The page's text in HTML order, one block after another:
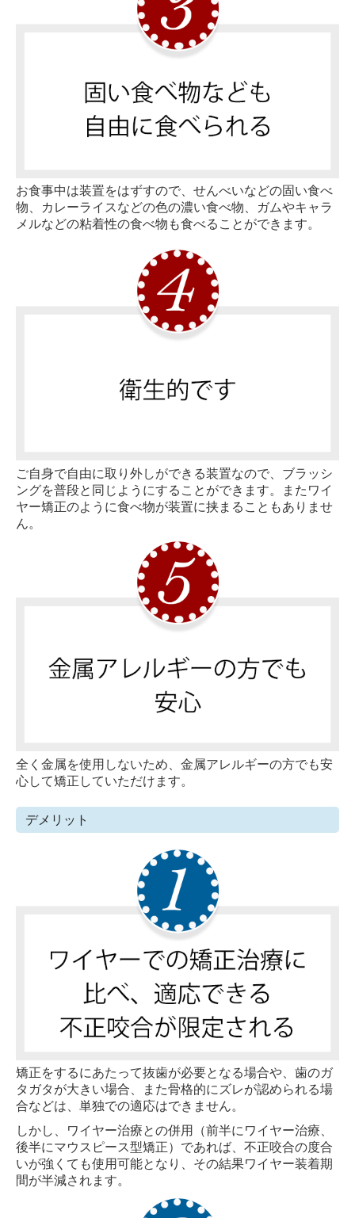
お食事中は装置をはずすので、せんべいなどの固い食べ
物、カレーライスなどの色の濃い食べ物、ガムやキャラ
メルなどの粘着性の食べ物も食べることができます。
ご自身で自由に取り外しができる装置なので、ブラッシ
ングを普段と同じようにすることができます。またワイ
ヤー矯正のように食べ物が装置に挟まることもありませ
ん。
全く金属を使用しないため、金属アレルギーの方でも安
心して矯正していただけます。
デメリット
矯正をするにあたって抜歯が必要となる場合や、歯のガ
タガタが大きい場合、また骨格的にズレが認められる場
合などは、単独での適応はできません。
しかし、ワイヤー治療との併用（前半にワイヤー治療、
後半にマウスピース型矯正）であれば、不正咬合の度合
いが強くても使用可能となり、その結果ワイヤー装着期
間が半減されます。